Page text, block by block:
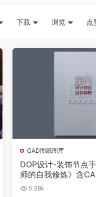
下载 浏览 点
CAD图纸图库
DOP设计-装饰节点
师的自我修炼》含
5.38k